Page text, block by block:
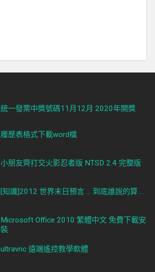
統一發票中獎號碼11月12月 2020年開獎
履歷表格式下載word檔
小朋友齊打交火影忍者版 NTSD 2.4 完整版
[知識]2012 世界末日預言 ... 到底誰說的算 ...
Microsoft Office 2010 繁體中文 免費下載安
裝
ultravnc 遠端遙控教學軟體